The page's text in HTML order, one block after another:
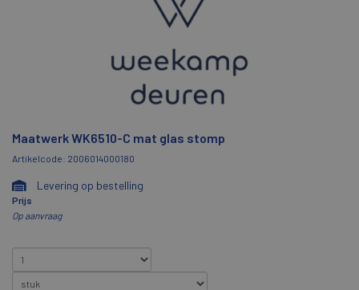
Maatwerk WK6510-C mat glas stomp
Artikelcode: 2006014000180
Levering op bestelling
Prijs
Op aanvraag